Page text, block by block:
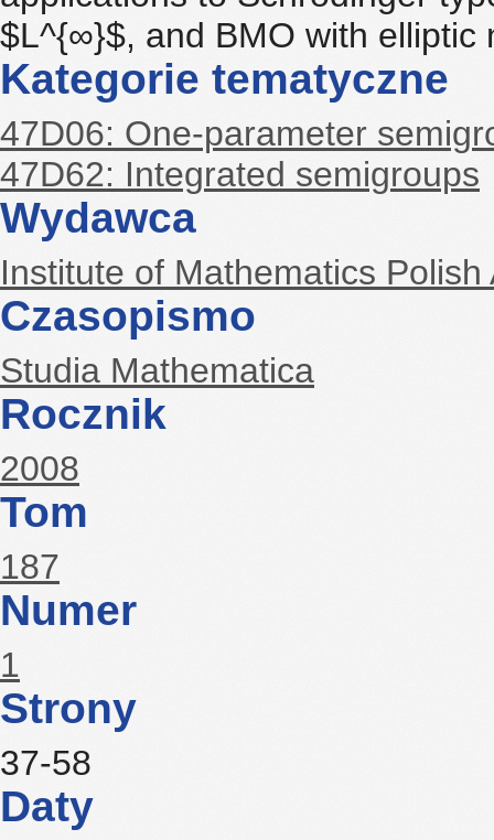
$L^{∞}$, and BMO with elliptic
Kategorie tematyczne
47D06: One-parameter
47D62: Integrated semigroups
Wydawca
Institute of Mathematics
Czasopismo
Studia Mathematica
Rocznik
2008
Tom
187
Numer
1
Strony
37-58
Daty